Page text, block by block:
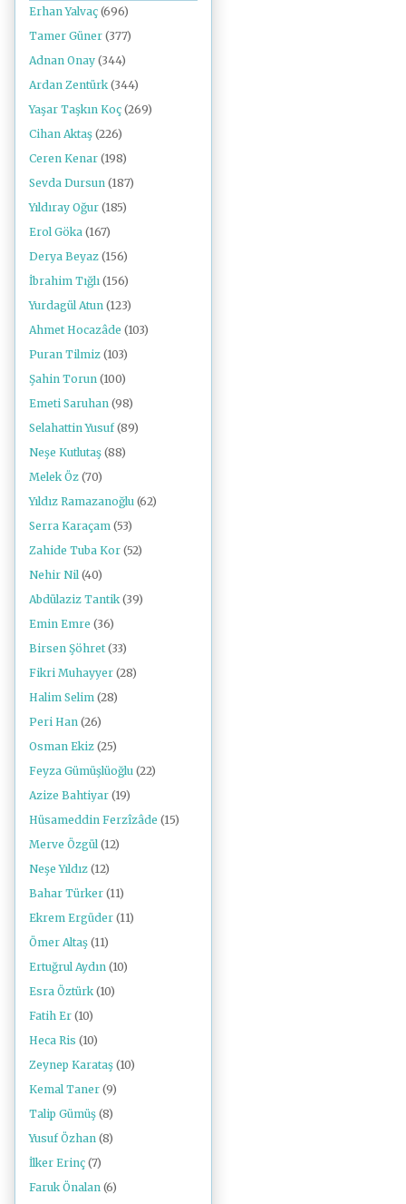
Erhan Yalvaç (696)
Tamer Güner (377)
Adnan Onay (344)
Ardan Zentürk (344)
Yaşar Taşkın Koç (269)
Cihan Aktaş (226)
Ceren Kenar (198)
Sevda Dursun (187)
Yıldıray Oğur (185)
Erol Göka (167)
Derya Beyaz (156)
İbrahim Tığlı (156)
Yurdagül Atun (123)
Ahmet Hocazâde (103)
Puran Tilmiz (103)
Şahin Torun (100)
Emeti Saruhan (98)
Selahattin Yusuf (89)
Neşe Kutlutaş (88)
Melek Öz (70)
Yıldız Ramazanoğlu (62)
Serra Karaçam (53)
Zahide Tuba Kor (52)
Nehir Nil (40)
Abdülaziz Tantik (39)
Emin Emre (36)
Birsen Şöhret (33)
Fikri Muhayyer (28)
Halim Selim (28)
Peri Han (26)
Osman Ekiz (25)
Feyza Gümüşlüoğlu (22)
Azize Bahtiyar (19)
Hüsameddin Ferzîzâde (15)
Merve Özgül (12)
Neşe Yıldız (12)
Bahar Türker (11)
Ekrem Ergüder (11)
Ömer Altaş (11)
Ertuğrul Aydın (10)
Esra Öztürk (10)
Fatih Er (10)
Heca Ris (10)
Zeynep Karataş (10)
Kemal Taner (9)
Talip Gümüş (8)
Yusuf Özhan (8)
İlker Erinç (7)
Faruk Önalan (6)